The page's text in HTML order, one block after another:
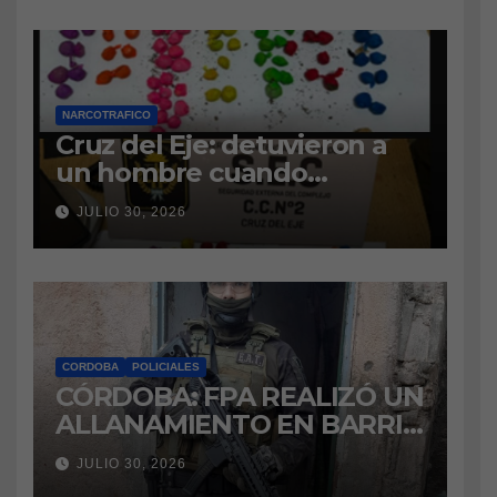
NARCOTRAFICO
Cruz del Eje: detuvieron a
un hombre cuando
intentaba ingresar
marihuana a la cárcel
JULIO 30, 2026
CORDOBA POLICIALES
CÓRDOBA: FPA REALIZÓ UN
ALLANAMIENTO EN BARRIO
VILLA BOEDO
RELACIONADO CON UNA
JULIO 30, 2026